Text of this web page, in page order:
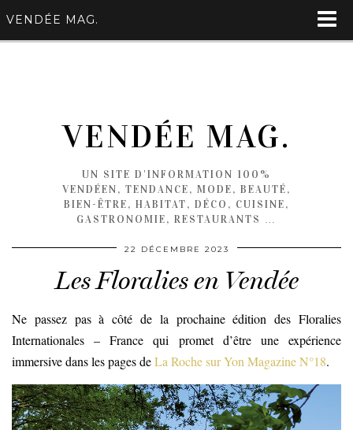
VENDÉE MAG.
VENDÉE MAG.
UN SITE D'INFORMATION 100%
VENDÉEN, TENDANCE, MODE, BEAUTÉ,
BIEN-ÊTRE, HABITAT, DÉCO, CUISINE,
GASTRONOMIE, RESTAURANTS …
22 DÉCEMBRE 2023
Les Floralies en Vendée
Ne passez pas à côté de la prochaine édition des Floralies
Internationales – France qui promet d’être une expérience
immersive dans les pages deLa Roche sur Yon Magazine N°18.